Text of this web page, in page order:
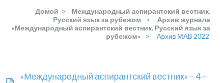
Домой >
Международный аспирантский вестник.
Русский язык за рубежом
>
Архив журнала
«Международный аспирантский вестник. Русский язык за
рубежом»
> Архив МАВ 2022
«Международный аспирантский вестник» – 4 –